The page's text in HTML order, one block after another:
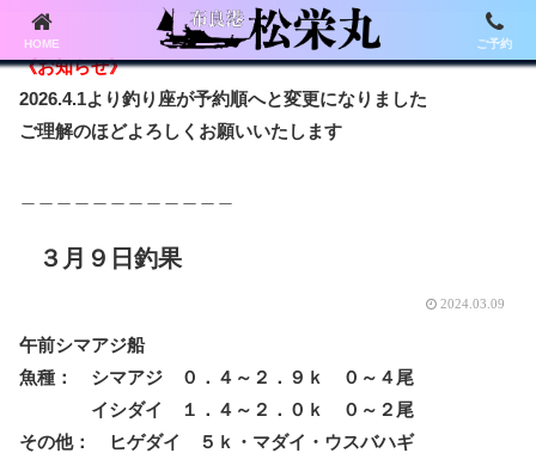
《お知らせ》
2026.4.1より釣り座が予約順へと変更になりました
ご理解のほどよろしくお願いいたします
３月９日釣果
2024.03.09
午前シマアジ船
魚種： シマアジ ０．４～２．９ｋ ０～４尾
イシダイ １．４～２．０ｋ ０～２尾
その他： ヒゲダイ ５ｋ・マダイ・ウスバハギ
HOME ご予約